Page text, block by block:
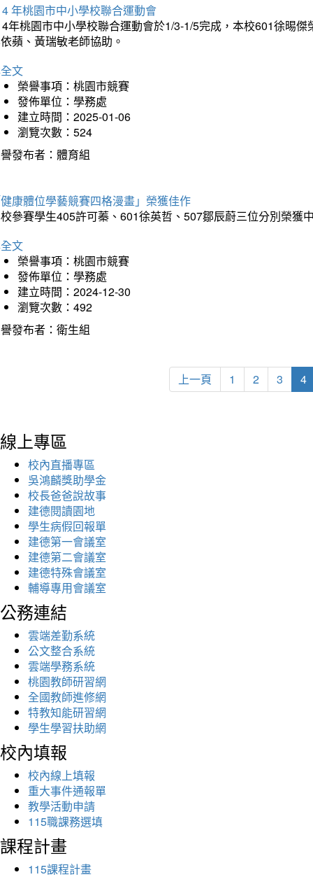
年桃園市中小學校聯合運動會
年桃園市中小學校聯合運動會於1/3-1/5完成，本校601徐晹
蘋、黃瑞敏老師協助。
文
榮譽事項：桃園市競賽
發佈單位：學務處
建立時間：2025-01-06
瀏覽次數：524
發布者：體育組
康體位學藝競賽四格漫畫」榮獲佳作
參賽學生405許可蓁、601徐英哲、507鄒辰蔚三位分別榮獲
文
榮譽事項：桃園市競賽
發佈單位：學務處
建立時間：2024-12-30
瀏覽次數：492
發布者：衛生組
上一頁 1 2 3 4
線上專區
校內直播專區
吳鴻麟獎助學金
校長爸爸說故事
建德閱讀園地
學生病假回報單
建德第一會議室
建德第二會議室
建德特殊會議室
輔導專用會議室
公務連結
雲端差勤系統
公文整合系統
雲端學務系統
桃園教師研習網
全國教師進修網
特教知能研習網
學生學習扶助網
校內填報
校內線上填報
重大事件通報單
教學活動申請
115職課務選填
課程計畫
115課程計畫